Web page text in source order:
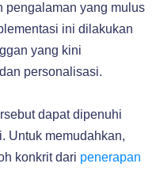
pengalaman yang mulus
ini dilakukan
yang kini
personalisasi.
dapat dipenuhi
Untuk memudahkan,
konkrit dari penerapan